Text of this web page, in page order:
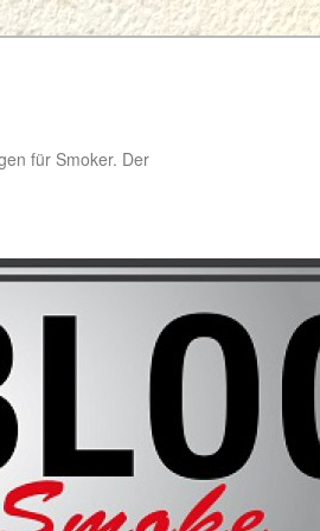
für Smoker. Der